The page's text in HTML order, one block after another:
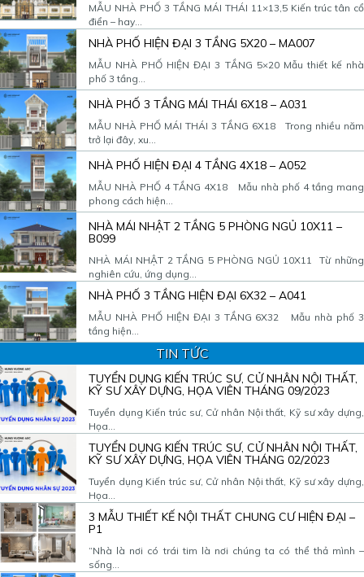
MẪU NHÀ PHỐ 3 TẦNG MÁI THÁI 11×13,5 Kiến trúc tân cổ
điển – hay...
NHÀ PHỐ HIỆN ĐẠI 3 TẦNG 5X20 – MA007
MẪU NHÀ PHỐ HIỆN ĐẠI 3 TẦNG 5×20 Mẫu thiết kế nhà
phố 3 tầng...
NHÀ PHỐ 3 TẦNG MÁI THÁI 6X18 – A031
MẪU NHÀ PHỐ MÁI THÁI 3 TẦNG 6X18 Trong nhiều năm
trở lại đây, xu...
NHÀ PHỐ HIỆN ĐẠI 4 TẦNG 4X18 – A052
MẪU NHÀ PHỐ 4 TẦNG 4X18 Mẫu nhà phố 4 tầng mang
phong cách hiện...
NHÀ MÁI NHẬT 2 TẦNG 5 PHÒNG NGỦ 10X11 –
B099
NHÀ MÁI NHẬT 2 TẦNG 5 PHÒNG NGỦ 10X11 Từ những
nghiên cứu, ứng dụng...
NHÀ PHỐ 3 TẦNG HIỆN ĐẠI 6X32 – A041
MẪU NHÀ PHỐ HIỆN ĐẠI 3 TẦNG 6X32 Mẫu nhà phố 3
tầng hiện...
TIN TỨC
TUYỂN DỤNG KIẾN TRÚC SƯ, CỬ NHÂN NỘI THẤT,
KỸ SƯ XÂY DỰNG, HỌA VIÊN THÁNG 09/2023
Tuyển dụng Kiến trúc sư, Cử nhân Nội thất, Kỹ sư xây dựng,
Họa...
TUYỂN DỤNG KIẾN TRÚC SƯ, CỬ NHÂN NỘI THẤT,
KỸ SƯ XÂY DỰNG, HỌA VIÊN THÁNG 02/2023
Tuyển dụng Kiến trúc sư, Cử nhân Nội thất, Kỹ sư xây dựng,
Họa...
3 MẪU THIẾT KẾ NỘI THẤT CHUNG CƯ HIỆN ĐẠI –
P1
“Nhà là nơi có trái tim là nơi chúng ta có thể thả mình –
sống...